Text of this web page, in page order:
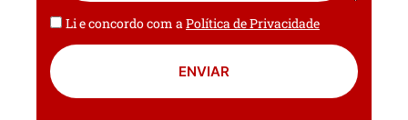
Li e concordo com aPolítica de Privacidade
ENVIAR